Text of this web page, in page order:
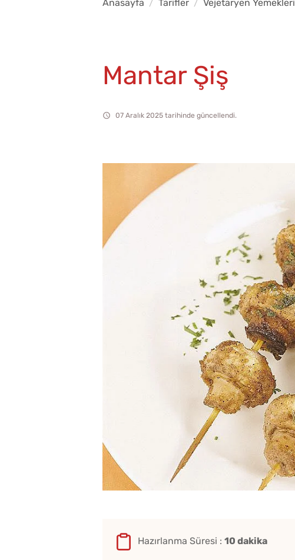
Anasayfa Tarifler Vejetaryen Yemekleri
Mantar Şiş
07 Aralık 2025 tarihinde güncellendi.
Hazırlanma Süresi : 10 dakika